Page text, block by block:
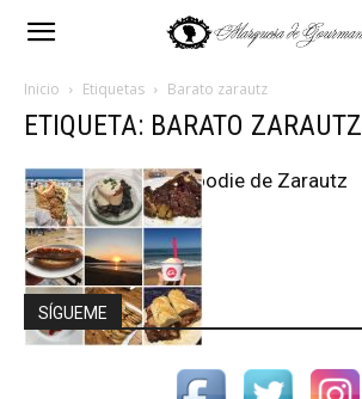
Inicio Etiquetas Barato zarautz
ETIQUETA: BARATO ZARAUTZ
Guía Foodie de Zarautz
SÍGUEME